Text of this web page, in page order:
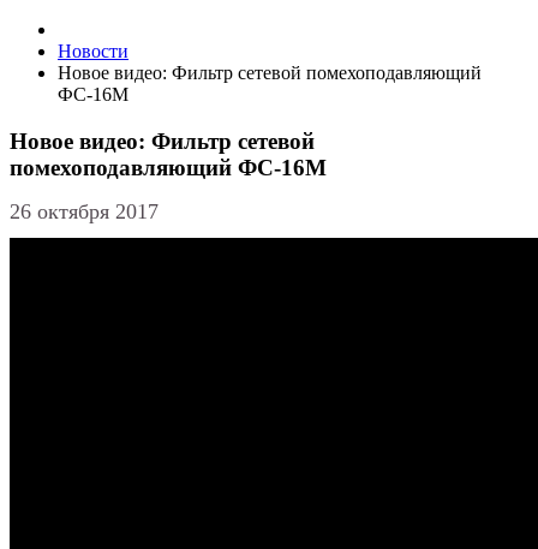
Новости
Новое видео: Фильтр сетевой помехоподавляющий
ФС-16М
Новое видео: Фильтр сетевой
помехоподавляющий ФС-16М
26 октября 2017